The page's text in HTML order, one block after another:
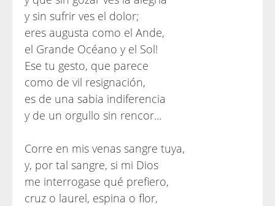
y sin sufrir ves el dolor;
eres augusta como el Ande,
el Grande Océano y el Sol!
Ese tu gesto, que parece
como de vil resignación,
es de una sabia indiferencia
y de un orgullo sin rencor...
Corre en mis venas sangre tuya,
y, por tal sangre, si mi Dios
me interrogase qué prefiero,
cruz o laurel, espina o flor,